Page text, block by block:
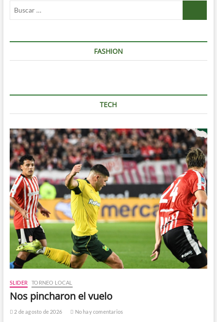
FASHION
TECH
SLIDER TORNEO LOCAL
Nos pincharon el vuelo
2 de agosto de 2026 No hay comentarios